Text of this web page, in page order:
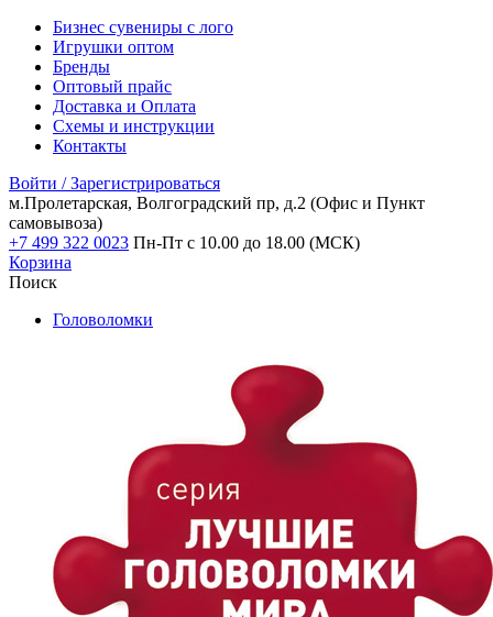
Бизнес сувениры с лого
Игрушки оптом
Бренды
Оптовый прайс
Доставка и Оплата
Схемы и инструкции
Контакты
Войти / Зарегистрироваться
м.Пролетарская, Волгоградский пр, д.2 (Офис и Пункт
самовывоза)
+7 499 322 0023 Пн-Пт с 10.00 до 18.00 (МСК)
Корзина
Поиск
Головоломки